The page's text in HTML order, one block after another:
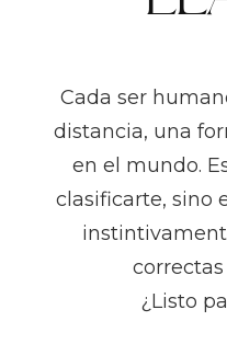
Cada ser
distancia, una
en el mundo.
clasificarte, sino
¿Listo